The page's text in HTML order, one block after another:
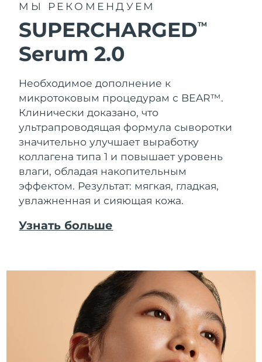
МЫ РЕКОМЕНДУЕМ
SUPERCHARGEDTM
Serum 2.0
Необходимое дополнение к
микротоковым процедурам с BEAR™.
Клинически доказано, что
ультрапроводящая формула сыворотки
значительно улучшает выработку
коллагена типа 1 и повышает уровень
влаги, обладая накопительным
эффектом. Результат: мягкая, гладкая,
увлажненная и сияющая кожа.
Узнать больше